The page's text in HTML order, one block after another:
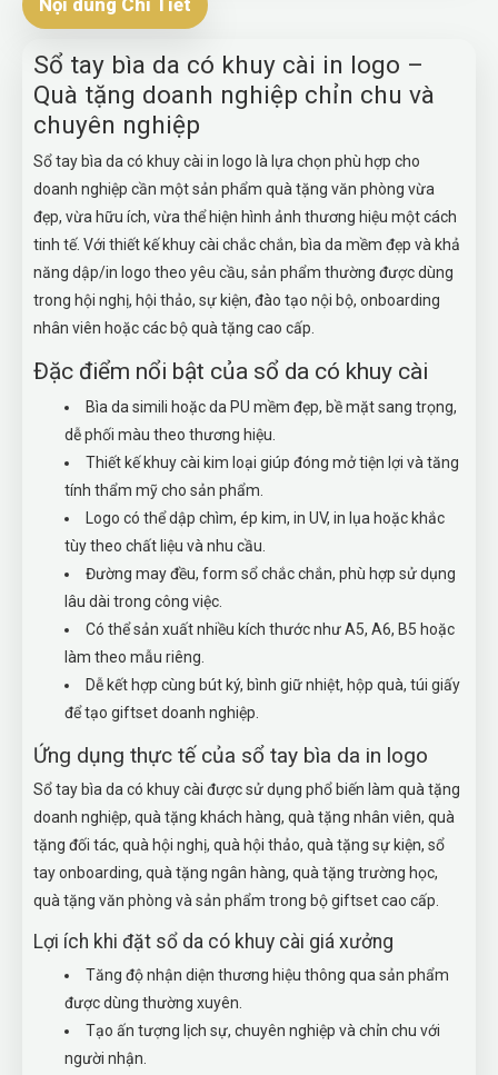
Nội dung Chi Tiết
Sổ tay bìa da có khuy cài in logo –
Quà tặng doanh nghiệp chỉn chu và
chuyên nghiệp
Sổ tay bìa da có khuy cài in logo là lựa chọn phù hợp cho
doanh nghiệp cần một sản phẩm quà tặng văn phòng vừa
đẹp, vừa hữu ích, vừa thể hiện hình ảnh thương hiệu một cách
tinh tế. Với thiết kế khuy cài chắc chắn, bìa da mềm đẹp và khả
năng dập/in logo theo yêu cầu, sản phẩm thường được dùng
trong hội nghị, hội thảo, sự kiện, đào tạo nội bộ, onboarding
nhân viên hoặc các bộ quà tặng cao cấp.
Đặc điểm nổi bật của sổ da có khuy cài
Bìa da simili hoặc da PU mềm đẹp, bề mặt sang trọng,
dễ phối màu theo thương hiệu.
Thiết kế khuy cài kim loại giúp đóng mở tiện lợi và tăng
tính thẩm mỹ cho sản phẩm.
Logo có thể dập chìm, ép kim, in UV, in lụa hoặc khắc
tùy theo chất liệu và nhu cầu.
Đường may đều, form sổ chắc chắn, phù hợp sử dụng
lâu dài trong công việc.
Có thể sản xuất nhiều kích thước như A5, A6, B5 hoặc
làm theo mẫu riêng.
Dễ kết hợp cùng bút ký, bình giữ nhiệt, hộp quà, túi giấy
để tạo giftset doanh nghiệp.
Ứng dụng thực tế của sổ tay bìa da in logo
Sổ tay bìa da có khuy cài được sử dụng phổ biến làm quà tặng
doanh nghiệp, quà tặng khách hàng, quà tặng nhân viên, quà
tặng đối tác, quà hội nghị, quà hội thảo, quà tặng sự kiện, sổ
tay onboarding, quà tặng ngân hàng, quà tặng trường học,
quà tặng văn phòng và sản phẩm trong bộ giftset cao cấp.
Lợi ích khi đặt sổ da có khuy cài giá xưởng
Tăng độ nhận diện thương hiệu thông qua sản phẩm
được dùng thường xuyên.
Tạo ấn tượng lịch sự, chuyên nghiệp và chỉn chu với
người nhận.